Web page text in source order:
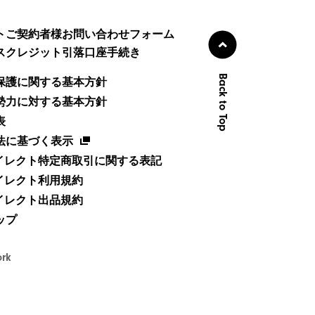
ご契約者様お問い合わせフォーム
クレジット引落口座手続き
護に関する基本方針
力に対する基本方針
に基づく表示
レクト特定商取引に関する表記
レクト利用規約
レクト出品規約
プ
Back to Top